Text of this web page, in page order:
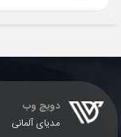
دویچ وب
مدیای آلمانی